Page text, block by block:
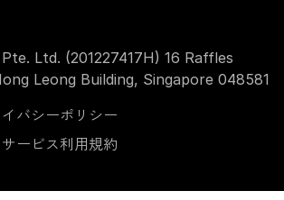
Ltd. (201227417H) 16 Raffles
Leong Building, Singapore 048581
イバシーポリシー
サービス利用規約